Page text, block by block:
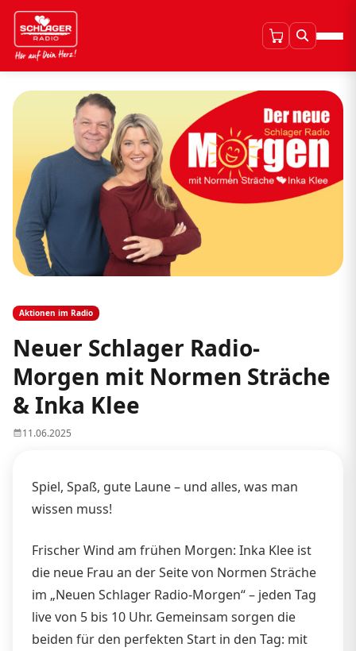
Aktionen im Radio
Neuer Schlager Radio-
Morgen mit Normen Sträche
& Inka Klee
11.06.2025
Spiel, Spaß, gute Laune – und alles, was man
wissen muss!
Frischer Wind am frühen Morgen: Inka Klee ist
die neue Frau an der Seite von Normen Sträche
im „Neuen Schlager Radio-Morgen“ – jeden Tag
live von 5 bis 10 Uhr. Gemeinsam sorgen die
beiden für den perfekten Start in den Tag: mit